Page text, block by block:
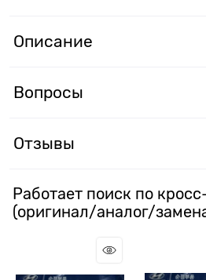
Описание
Вопросы
Отзывы
Работает поиск по
(оригинал/аналог/